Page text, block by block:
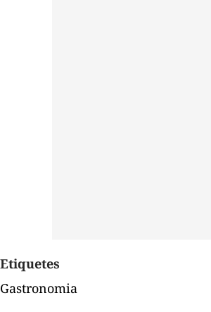
Etiquetes
Gastronomia